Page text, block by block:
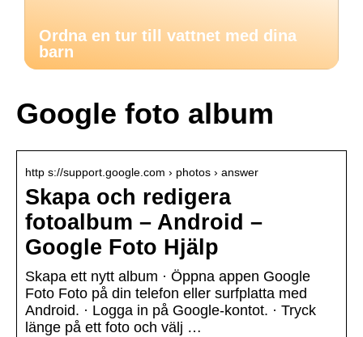
Ordna en tur till vattnet med dina
barn
Google foto album
http s://support.google.com › photos › answer
Skapa och redigera
fotoalbum – Android –
Google Foto Hjälp
Skapa ett nytt album · Öppna appen Google
Foto Foto på din telefon eller surfplatta med
Android. · Logga in på Google-kontot. · Tryck
länge på ett foto och välj …